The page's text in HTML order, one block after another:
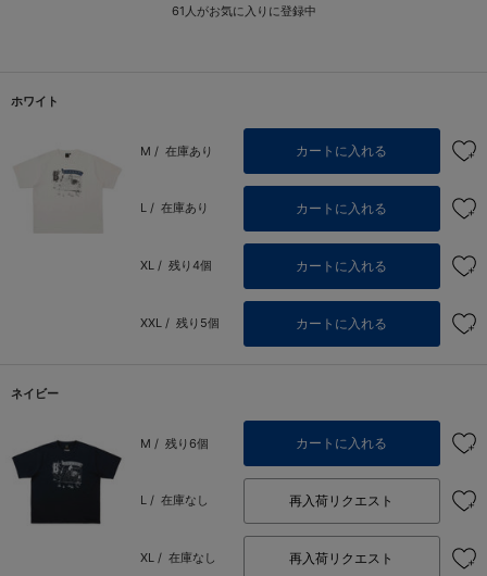
61 人がお気に入りに登録中
ホワイト
M / 在庫あり カートに入れる
L / 在庫あり カートに入れる
XL / 残り4個 カートに入れる
XXL / 残り5個 カートに入れる
ネイビー
M / 残り6個 カートに入れる
L / 在庫なし 再入荷リクエスト
XL / 在庫なし 再入荷リクエスト